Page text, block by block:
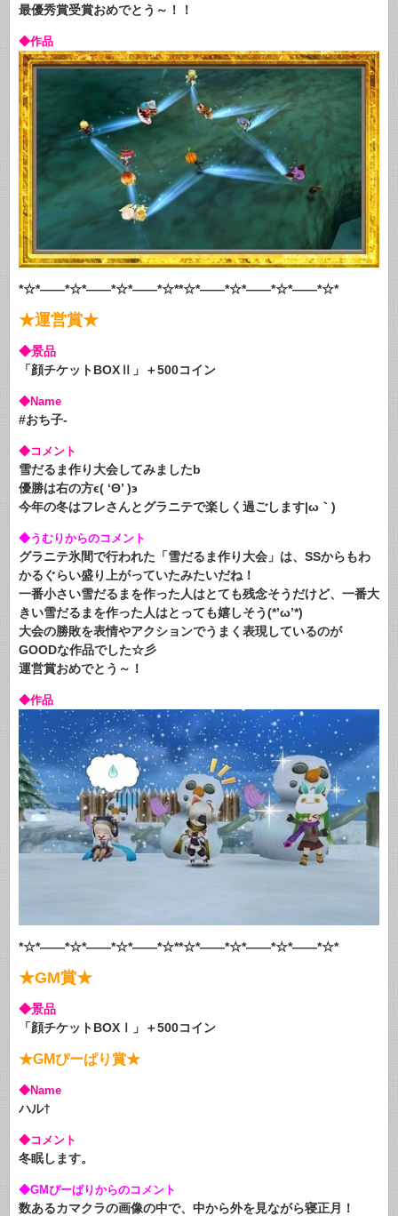
最優秀賞受賞おめでとう～！！
◆作品
*☆*――*☆*――*☆*――*☆**☆*――*☆*――*☆*――*☆*
★運営賞★
◆景品
「顔チケットBOXⅡ」＋500コイン
◆Name
#おち子-
◆コメント
雪だるま作り大会してみましたb
優勝は右の方ϵ( ‘Θ’ )϶
今年の冬はフレさんとグラニテで楽しく過ごします|ω｀)
◆うむりからのコメント
グラニテ氷間で行われた「雪だるま作り大会」は、SSからもわ
かるぐらい盛り上がっていたみたいだね！
一番小さい雪だるまを作った人はとても残念そうだけど、一番大
きい雪だるまを作った人はとっても嬉しそう(*’ω’*)
大会の勝敗を表情やアクションでうまく表現しているのが
GOODな作品でした☆彡
運営賞おめでとう～！
◆作品
*☆*――*☆*――*☆*――*☆**☆*――*☆*――*☆*――*☆*
★GM賞★
◆景品
「顔チケットBOXⅠ」＋500コイン
★GMぴーぱり賞★
◆Name
ハル†
◆コメント
冬眠します。
◆GMぴーぱりからのコメント
数あるカマクラの画像の中で、中から外を見ながら寝正月！